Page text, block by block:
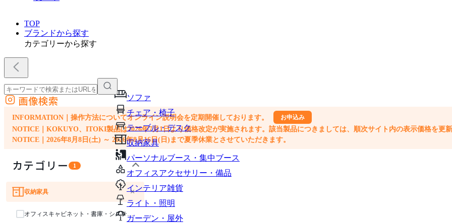
TOP
ブランドから探す
カテゴリーから探す
ソファ
チェア・椅子
テーブル・デスク
収納家具
パーソナルブース・集中ブース
オフィスアクセサリー・備品
インテリア雑貨
ライト・照明
ガーデン・屋外
外部サイトの商品をカートに追加
他のサイトで見つけた商品ページのURLを貼り付けて、カートに追加できます
画像検索
INFORMATION｜操作方法についてオンライン説明会を定期開催しております。 お申込み
NOTICE｜KOKUYO、ITOKI製品は2026年7月1日より価格改定が実施されます。該当製品につきましては、順次サイト内の表示価格を更新
NOTICE｜2026年8月8日(土) ～ 2026年8月16日(日)まで夏季休業とさせていただきます。
カテゴリー 1
ソファ
チェア・椅子
テーブル・デスク
収納家具 ×
オフィスキャビネット・書庫・システム収納